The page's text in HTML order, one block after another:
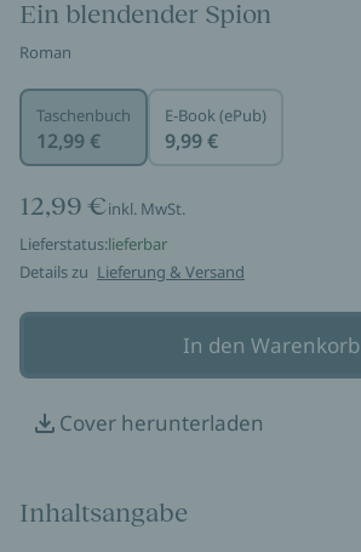
Ein blendender Spion
Roman
Taschenbuch
12,99 €
E-Book (ePub)
9,99 €
12,99 €inkl. MwSt.
Lieferstatus:lieferbar
Details zu Lieferung & Versand
In den Warenkorb
Cover herunterladen
Inhaltsangabe